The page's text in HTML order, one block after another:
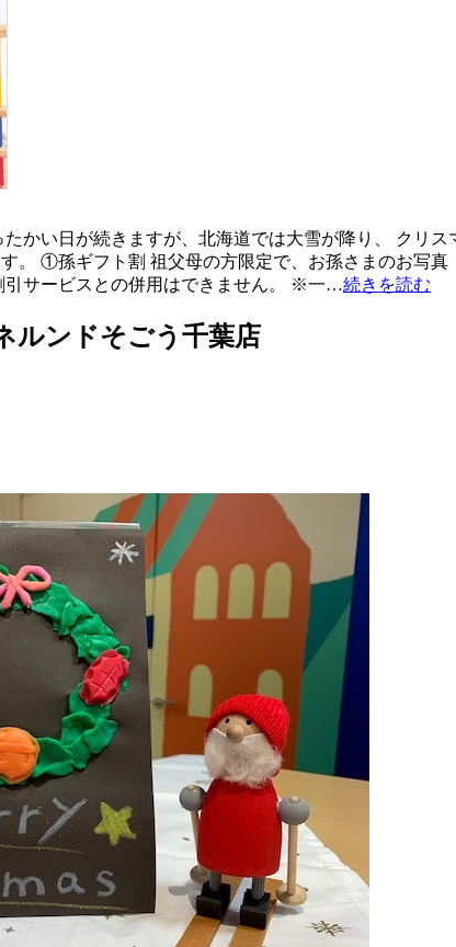
かい日が続きますが、北海道では大雪が降り、 クリ
。 ①孫ギフト割 祖父母の方限定で、お孫さまのお写
サービスとの併用はできません。 ※一…続きを読む
ルンドそごう千葉店